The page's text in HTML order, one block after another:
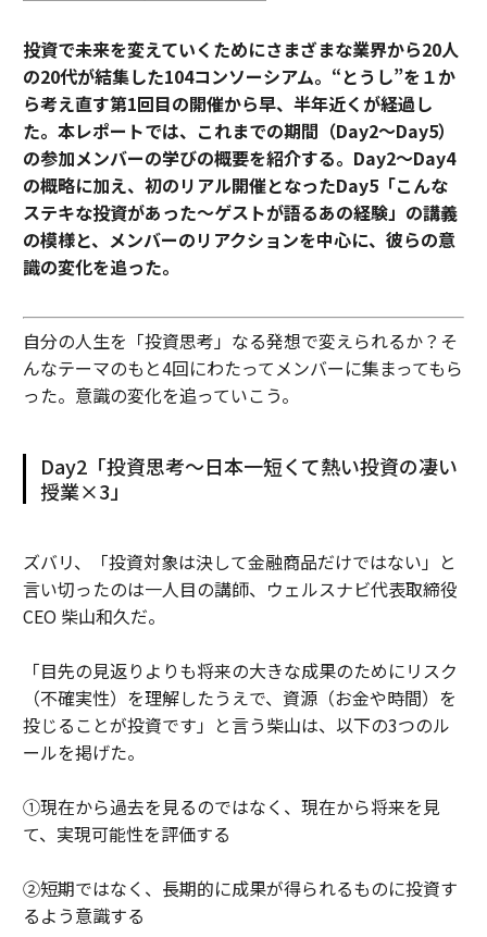
投資で未来を変えていくためにさまざまな業界から20人
の20代が結集した104コンソーシアム。“とうし”を１か
ら考え直す第1回目の開催から早、半年近くが経過し
た。本レポートでは、これまでの期間（Day2〜Day5）
の参加メンバーの学びの概要を紹介する。Day2〜Day4
の概略に加え、初のリアル開催となったDay5「こんな
ステキな投資があった～ゲストが語るあの経験」の講義
の模様と、メンバーのリアクションを中心に、彼らの意
識の変化を追った。
自分の人生を「投資思考」なる発想で変えられるか？そ
んなテーマのもと4回にわたってメンバーに集まってもら
った。意識の変化を追っていこう。
Day2「投資思考〜日本一短くて熱い投資の凄い
授業×3」
ズバリ、「投資対象は決して金融商品だけではない」と
言い切ったのは一人目の講師、ウェルスナビ代表取締役
CEO 柴山和久だ。
「目先の見返りよりも将来の大きな成果のためにリスク
（不確実性）を理解したうえで、資源（お金や時間）を
投じることが投資です」と言う柴山は、以下の3つのル
ールを掲げた。
①現在から過去を見るのではなく、現在から将来を見
て、実現可能性を評価する
②短期ではなく、長期的に成果が得られるものに投資す
るよう意識する